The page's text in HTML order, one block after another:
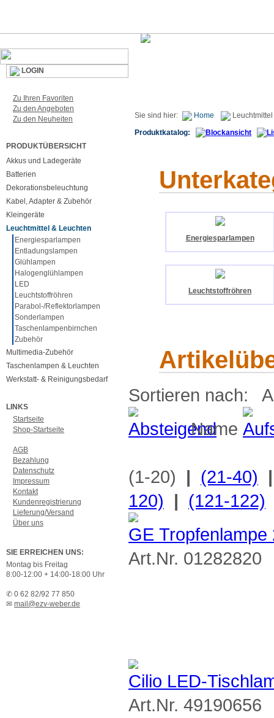
LOGIN
Zu Ihren Favoriten
Zu den Angeboten
Zu den Neuheiten
PRODUKTÜBERSICHT
Akkus und Ladegeräte
Batterien
Dekorationsbeleuchtung
Kabel, Adapter & Zubehör
Kleingeräte
Leuchtmittel & Leuchten
Energiesparlampen
Entladungslampen
Glühlampen
Halogenglühlampen
LED
Leuchtstoffröhren
Parabol-/Reflektorlampen
Sonderlampen
Taschenlampenbirnchen
Zubehör
Multimedia-Zubehör
Taschenlampen & Leuchten
Werkstatt- & Reinigungsbedarf
LINKS
Startseite
Shop-Startseite
AGB
Bezahlung
Datenschutz
Impressum
Kontakt
Kundenregistrierung
Lieferung/Versand
Über uns
SIE ERREICHEN UNS:
Montag bis Freitag
8:00-12:00 + 14:00-18:00 Uhr
✆ 0 62 82/92 77 850
✉ mail@ezv-weber.de
Sie sind hier: Home
Produktkatalog:
Energiesparlampen
Leuchtstoffröhren
Sortieren nach:
Name
(1-20) | (21-40)
|
120)
| (121-122)
GE
Art.Nr. 01282820
Cilio LED-
Art.Nr. 49190656